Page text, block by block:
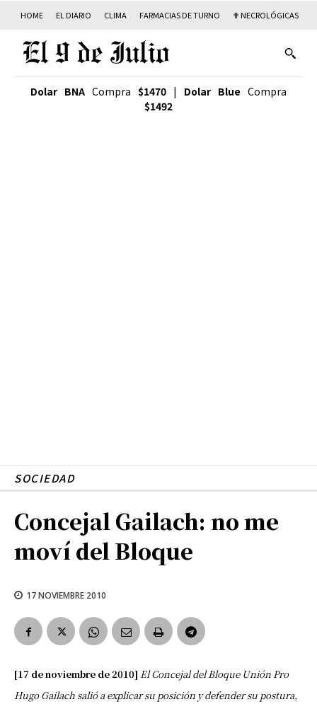
HOME EL DIARIO CLIMA FARMACIAS DE TURNO ✟ NECROLÓGICAS
Dolar BNA Compra $1470 | Dolar Blue Compra
$1492
SOCIEDAD
Concejal Gailach: no me
moví del Bloque
17 NOVIEMBRE 2010
[17 de noviembre de 2010] El Concejal del Bloque Unión Pro
Hugo Gailach salió a explicar su posición y defender su postura,